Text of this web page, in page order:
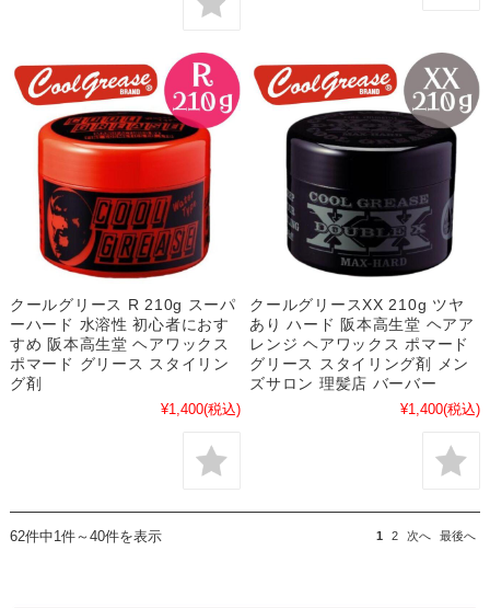
クールグリース R 210g スーパ
ーハード 水溶性 初心者におす
すめ 阪本高生堂 ヘアワックス
ポマード グリース スタイリン
グ剤
¥1,400(税込)
クールグリースXX 210g ツヤ
あり ハード 阪本高生堂 ヘアア
レンジ ヘアワックス ポマード
グリース スタイリング剤 メン
ズサロン 理髪店 バーバー
¥1,400(税込)
62件中1件～40件を表示 1 2 次へ 最後へ